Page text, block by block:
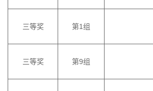
三等奖 第1组
三等奖 第9组